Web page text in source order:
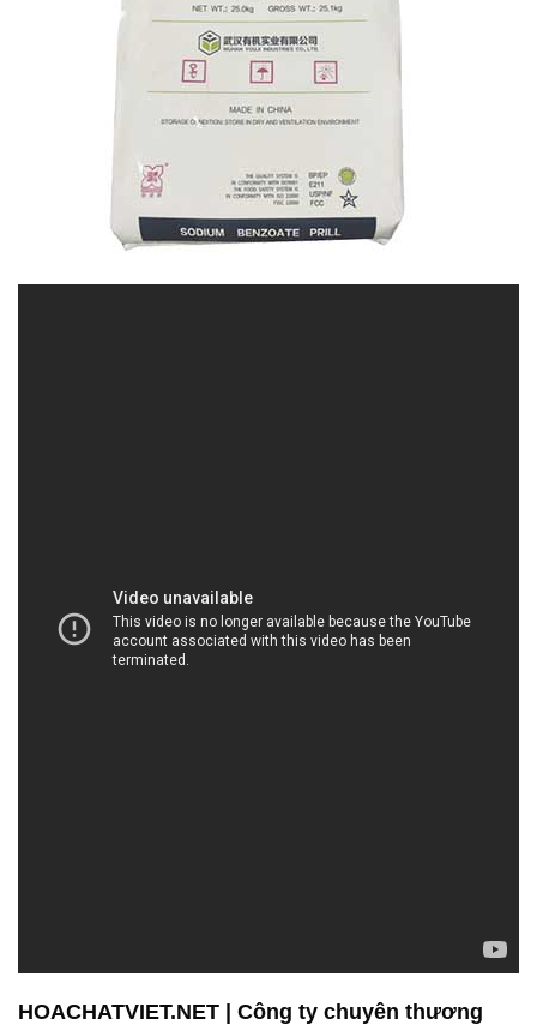
HOACHATVIET.NET | Công ty chuyên thương